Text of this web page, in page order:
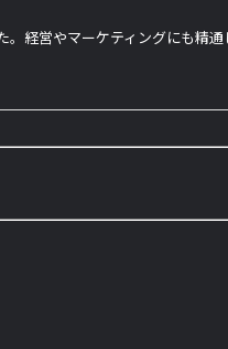
経営やマーケティングにも精